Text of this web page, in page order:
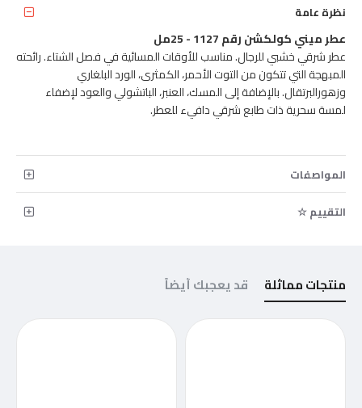
نظرة عامة
عطر ميني كولكشن رقم 1127 - 25مل
عطر شرقي خشبي للرجال. مناسب للأوقات المسائية في فصل الشتاء. رائحته
المبهجة التي تتكون من التوت الأحمر، الكمثرى، الورد البلغاري
وزهورالبرتقال. بالإضافة إلى المسك، العنبر، الباتشولي والعود لإضفاء
لمسة سحرية ذات طابع شرقي دافيء للعطر.
المواصفات
التقييم ☆
منتجات مماثلة قد يعجبك أيضاً